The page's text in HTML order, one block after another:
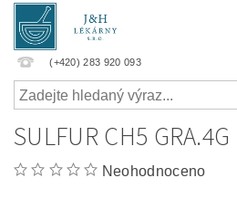
(+420) 283 920 093
SULFUR CH5 GRA.4G
Neohodnoceno